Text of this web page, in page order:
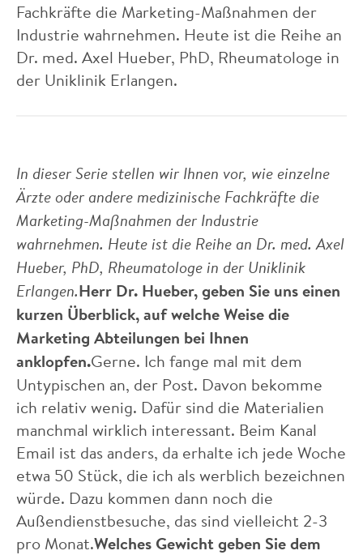
Fachkräfte die Marketing-Maßnahmen der
Industrie wahrnehmen. Heute ist die Reihe an
Dr. med. Axel Hueber, PhD, Rheumatologe in
der Uniklinik Erlangen.
In dieser Serie stellen wir Ihnen vor, wie einzelne
Ärzte oder andere medizinische Fachkräfte die
Marketing-Maßnahmen der Industrie
wahrnehmen. Heute ist die Reihe an Dr. med. Axel
Hueber, PhD, Rheumatologe in der Uniklinik
Erlangen.Herr Dr. Hueber, geben Sie uns einen
kurzen Überblick, auf welche Weise die
Marketing Abteilungen bei Ihnen
anklopfen.Gerne. Ich fange mal mit dem
Untypischen an, der Post. Davon bekomme
ich relativ wenig. Dafür sind die Materialien
manchmal wirklich interessant. Beim Kanal
Email ist das anders, da erhalte ich jede Woche
etwa 50 Stück, die ich als werblich bezeichnen
würde. Dazu kommen dann noch die
Außendienstbesuche, das sind vielleicht 2-3
pro Monat.Welches Gewicht geben Sie dem